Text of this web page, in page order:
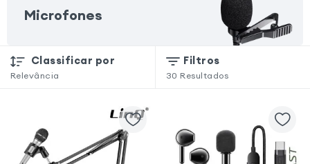
Microfones
Classificar por
Relevância
Filtros
30 Resultados